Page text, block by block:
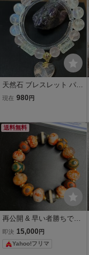
天然石 ブレスレット パワ
ーストーン ローズクォー
ンストーン グリーン水晶
現在 980 円
送料無料
再公開 & 早い者勝ちです
風化紋x馬蹄紋の回紋珠、
火供養 龍紋虎牙三眼、黒
白一線薬師天珠、 緑龍紋
即決 15,000 円
Yahoo!フリマ